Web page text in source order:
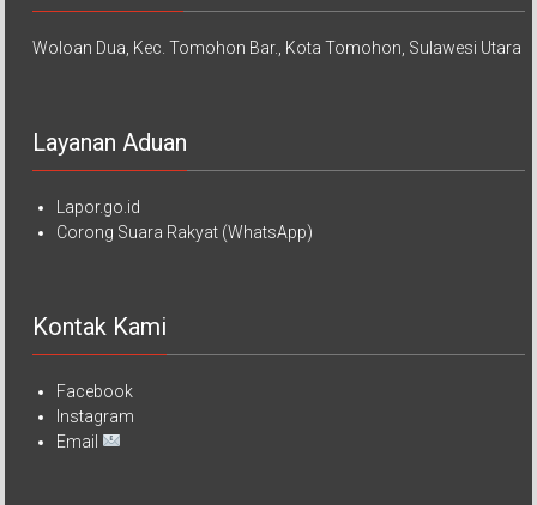
Woloan Dua, Kec. Tomohon Bar., Kota Tomohon, Sulawesi Utara
Layanan Aduan
Lapor.go.id
Corong Suara Rakyat (WhatsApp)
Kontak Kami
Facebook
Instagram
Email